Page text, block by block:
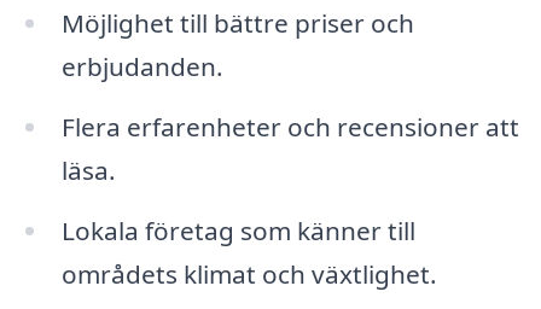
Möjlighet till bättre priser och
erbjudanden.
Flera erfarenheter och recensioner att
läsa.
Lokala företag som känner till
områdets klimat och växtlighet.